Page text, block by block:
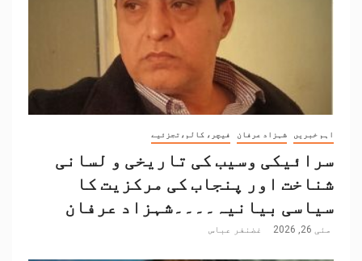
اہم خبریں شہزاد عرفان فیچر، کالم،تجزئیے
سرائیکی وسیب کی تاریخی و لسانی
شناخت اور پنجاب کی مرکزیت کا
سیاسی بیانیہ۔۔۔۔شہزاد عرفان
مئی 26, 2026 غضنفر عباس